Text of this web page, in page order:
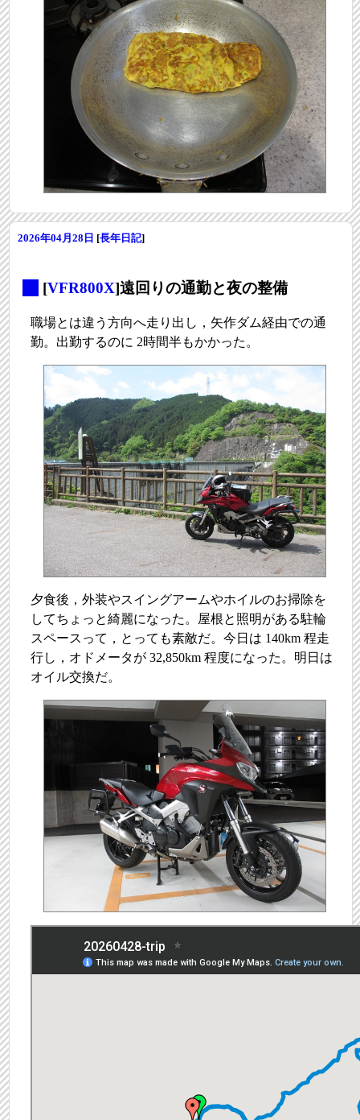
2026年04月28日 [長年日記]
[VFR800X]遠回りの通勤と夜の整備
職場とは違う方向へ走り出し，矢作ダム経由での通
勤。出勤するのに 2時間半もかかった。
夕食後，外装やスイングアームやホイルのお掃除を
してちょっと綺麗になった。屋根と照明がある駐輪
スペースって，とっても素敵だ。今日は 140km 程走
行し，オドメータが 32,850km 程度になった。明日は
オイル交換だ。